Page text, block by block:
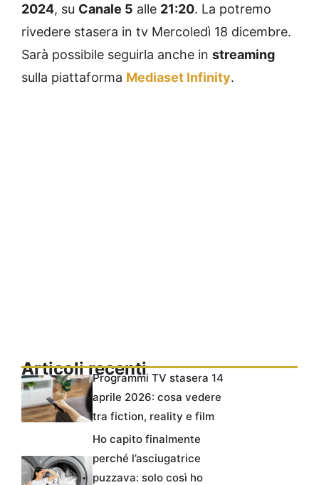
2024, su Canale 5 alle 21:20. La potremo
rivedere stasera in tv Mercoledì 18 dicembre.
Sarà possibile seguirla anche in streaming
sulla piattaforma Mediaset Infinity.
Articoli recentiProgrammi TV stasera 14
aprile 2026: cosa vedere
tra fiction, reality e film
Ho capito finalmente
perché l’asciugatrice
puzzava: solo così ho